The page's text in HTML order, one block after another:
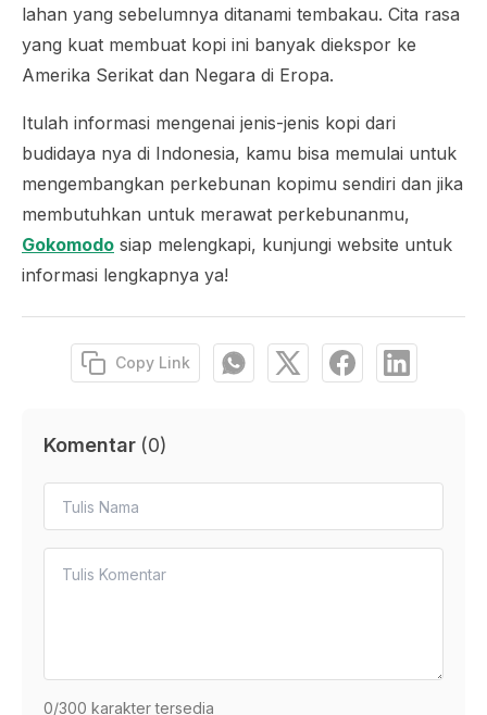
lahan yang sebelumnya ditanami tembakau. Cita rasa
yang kuat membuat kopi ini banyak diekspor ke
Amerika Serikat dan Negara di Eropa.
Itulah informasi mengenai jenis-jenis kopi dari
budidaya nya di Indonesia, kamu bisa memulai untuk
mengembangkan perkebunan kopimu sendiri dan jika
membutuhkan untuk merawat perkebunanmu,
Gokomodo siap melengkapi, kunjungi website untuk
informasi lengkapnya ya!
Copy Link
Komentar (0)
0/300 karakter tersedia